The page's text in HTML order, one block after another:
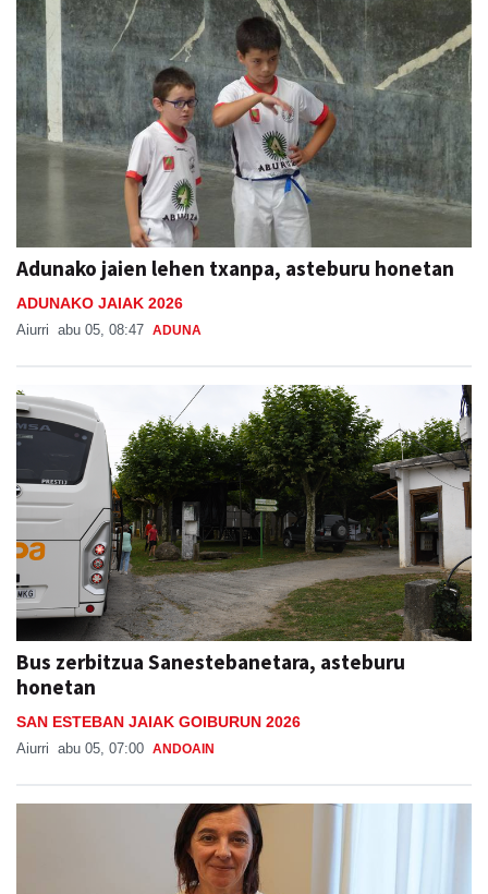
Adunako jaien lehen txanpa, asteburu honetan
ADUNAKO JAIAK 2026
Aiurri abu 05, 08:47 ADUNA
Bus zerbitzua Sanestebanetara, asteburu
honetan
SAN ESTEBAN JAIAK GOIBURUN 2026
Aiurri abu 05, 07:00 ANDOAIN